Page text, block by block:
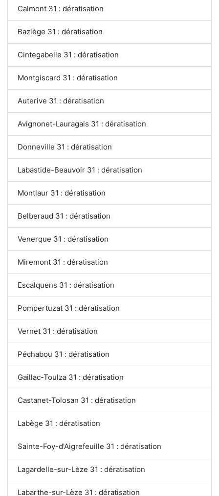
Calmont 31 : dératisation
Baziège 31 : dératisation
Cintegabelle 31 : dératisation
Montgiscard 31 : dératisation
Auterive 31 : dératisation
Avignonet-Lauragais 31 : dératisation
Donneville 31 : dératisation
Labastide-Beauvoir 31 : dératisation
Montlaur 31 : dératisation
Belberaud 31 : dératisation
Venerque 31 : dératisation
Miremont 31 : dératisation
Escalquens 31 : dératisation
Pompertuzat 31 : dératisation
Vernet 31 : dératisation
Péchabou 31 : dératisation
Gaillac-Toulza 31 : dératisation
Castanet-Tolosan 31 : dératisation
Labège 31 : dératisation
Sainte-Foy-d'Aigrefeuille 31 : dératisation
Lagardelle-sur-Lèze 31 : dératisation
Labarthe-sur-Lèze 31 : dératisation